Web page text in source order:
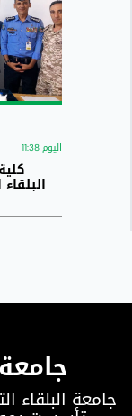
اليوم 11:38
جامعة البلقاء